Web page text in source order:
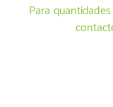
Para